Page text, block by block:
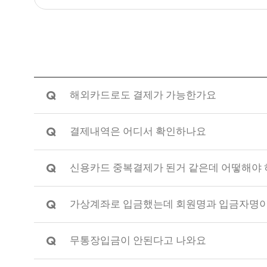
Q 해외카드로도 결제가 가능한가요
Q 결제내역은 어디서 확인하나요
Q 신용카드 중복결제가 된거 같은데 어떻해야
Q 가상계좌로 입금했는데 회원명과 입금자명
Q 무통장입금이 안된다고 나와요